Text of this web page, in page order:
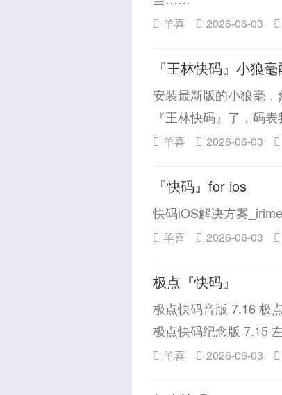
羊喜 2026-06-03
『王林快码』小狼
安装最新版的小狼毫
『王林快码』了，码
羊喜 2026-06-03
『快码』for ios
快码iOS解决方案_irime
羊喜 2026-06-03
极点『快码』
极点快码音版 7.16 极
极点快码纪念版 7.15
羊喜 2026-06-03